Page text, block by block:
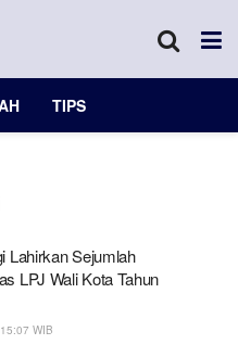
TIPS
Lahirkan Sejumlah
LPJ Wali Kota Tahun
WIB